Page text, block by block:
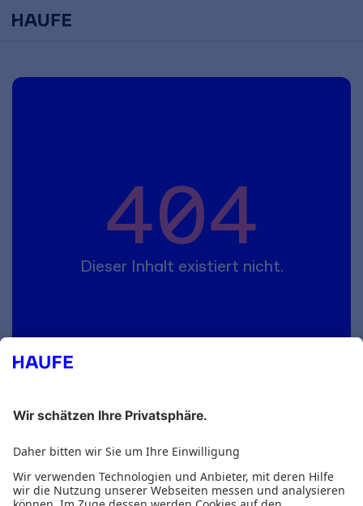
404
Dieser Inhalt existiert nicht.
Durchsuchen Sie den Haufe Shop